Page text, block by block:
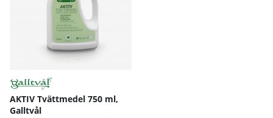
AKTIV Tvättmedel 750 ml,
Galltvål